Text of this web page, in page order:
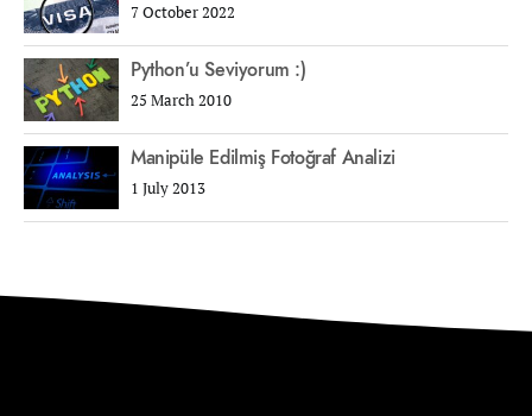
7 October 2022
Python’u Seviyorum :)
25 March 2010
Manipüle Edilmiş Fotoğraf Analizi
1 July 2013